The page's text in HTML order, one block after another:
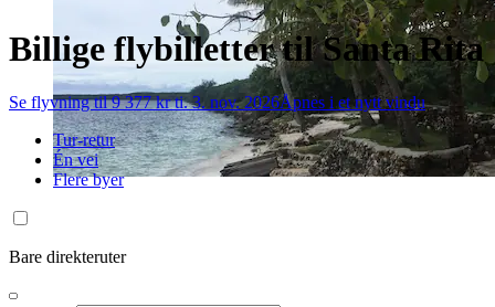
Billige flybilletter til Santa Rita
Se flyvning til 9 377 kr ti. 3. nov. 2026Åpnes i et nytt vindu
Tur-retur
Én vei
Flere byer
Bare direkteruter